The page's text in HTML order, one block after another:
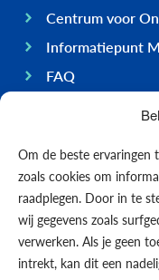
Om de beste ervaringen
zoals cookies om
raadplegen. Door in te
wij gegevens zoals
verwerken. Als je geen
intrekt, kan dit een
Centrum voor
Informatiepunt
FAQ
Ondernemen op
Economie
Regering
Infrastructuur
Algemeen